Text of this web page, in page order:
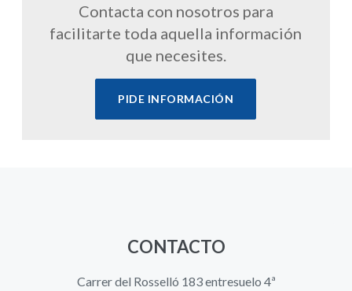
Contacta con nosotros para
facilitarte toda aquella información
que necesites.
PIDE INFORMACIÓN
CONTACTO
Carrer del Rosselló 183 entresuelo 4ª